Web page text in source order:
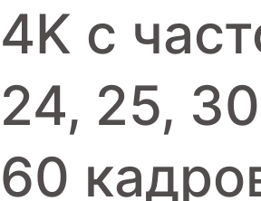
4K с
24, 25,
60